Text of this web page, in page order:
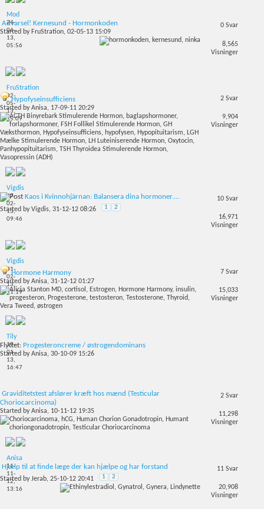
Mod
24-
06-
13,
05:56
Advarsel! Kernesund - Hormonkoden
Started by FruStration, 02-05-13 15:09
0 Svar
8,565
Visninger
FruStration
02-
05-
13,
15:09
Hypofyseinsufficiens
Started byAnisa, 17-09-11 20:29
2 Svar
9,904
Visninger
Vigdis
27-
02-
13,
09:46
Kaos i Kvinnohjärnan: Balansera dina hormoner....
Started byVigdis, 31-12-12 08:26 1 2
10 Svar
16,971
Visninger
Vigdis
01-
02-
13,
11:19
Hormone Harmony
Started byAnisa, 31-12-12 01:27
7 Svar
15,033
Visninger
Tily
19-
01-
13,
16:47
Flyttet: Progesteroncreme / østrogendominans
Started byAnisa, 30-10-09 15:26
Graviditetstest afslører kræft hos mænd (Testicular
Choriocarcinoma)
Started byAnisa, 10-11-12 19:35
2 Svar
11,298
Visninger
Anisa
11-
11-
12,
13:16
Hjælp til at finde læge der kan hjælpe og har forstand
Started byJerab, 25-10-12 20:41 1 2
11 Svar
20,908
Visninger